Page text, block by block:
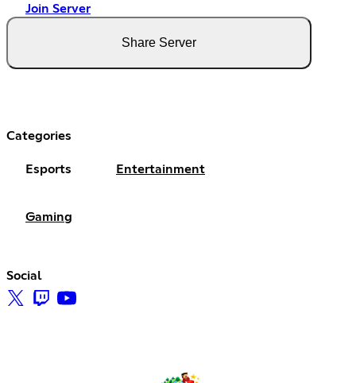
Join Server
Share Server
Categories
Esports Entertainment
Gaming
Social